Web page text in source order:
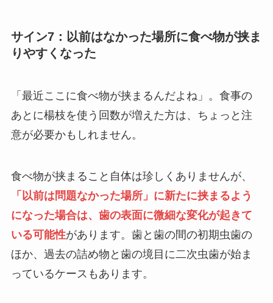
サイン7：以前はなかった場所に食べ物が挟ま
りやすくなった
「最近ここに食べ物が挟まるんだよね」。食事の
あとに楊枝を使う回数が増えた方は、ちょっと注
意が必要かもしれません。
食べ物が挟まること自体は珍しくありませんが、
「以前は問題なかった場所」に新たに挟まるよう
になった場合は、歯の表面に微細な変化が起きて
いる可能性があります。歯と歯の間の初期虫歯の
ほか、過去の詰め物と歯の境目に二次虫歯が始ま
っているケースもあります。